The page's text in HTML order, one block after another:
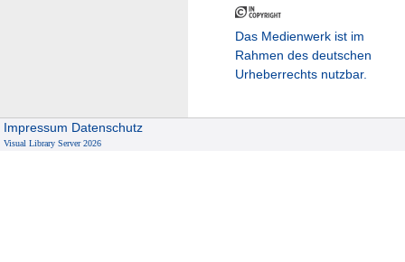
Das Medienwerk ist im
Rahmen des deutschen
Urheberrechts nutzbar.
Impressum Datenschutz
Visual Library Server 2026